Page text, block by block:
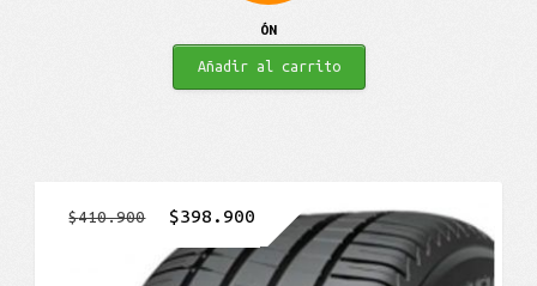
ÓN
Añadir al carrito
$410.900
El
precio
original
$398.900
precio
actual